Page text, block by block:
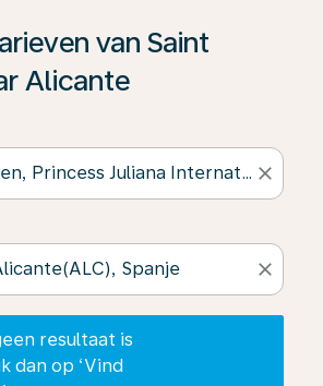
van Saint
Alicante
close
close
resultaat is
dan op ‘Vind
resultaat is gevonden, klik dan op